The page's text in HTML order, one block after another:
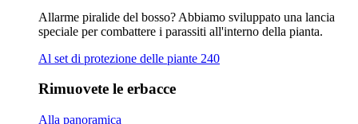
Allarme piralide del bosso? Abbiamo sviluppato una lancia
speciale per combattere i parassiti all'interno della pianta.
Al set di protezione delle piante 240
Rimuovete le erbacce
Alla panoramica